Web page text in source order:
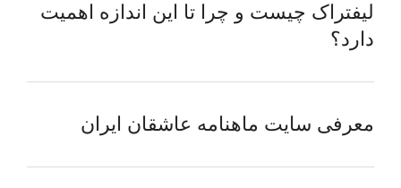
لیفتراک چیست و چرا تا این اندازه اهمیت
دارد؟
معرفی سایت ماهنامه عاشقان ایران